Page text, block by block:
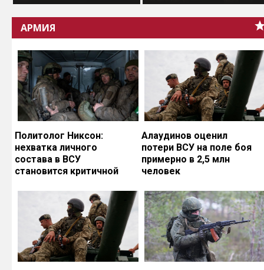
АРМИЯ
Политолог Никсон:
нехватка личного
состава в ВСУ
становится критичной
Алаудинов оценил
потери ВСУ на поле боя
примерно в 2,5 млн
человек